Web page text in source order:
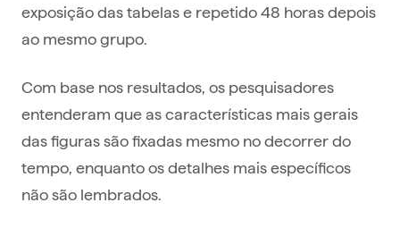
exposição das tabelas e repetido 48 horas depois
ao mesmo grupo.
Com base nos resultados, os pesquisadores
entenderam que as características mais gerais
das figuras são fixadas mesmo no decorrer do
tempo, enquanto os detalhes mais específicos
não são lembrados.